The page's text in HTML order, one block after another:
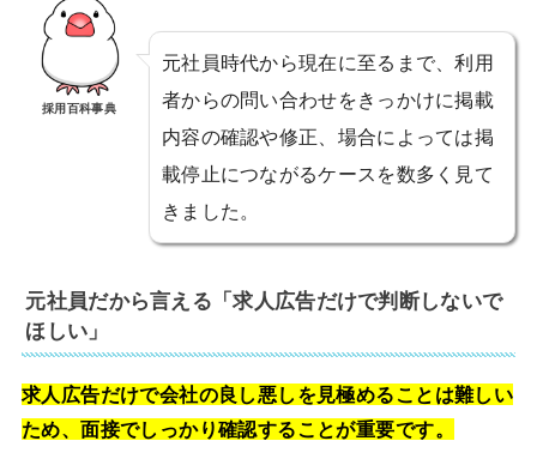
採用百科事典
元社員時代から現在に至るまで、利用
者からの問い合わせをきっかけに掲載
内容の確認や修正、場合によっては掲
載停止につながるケースを数多く見て
きました。
元社員だから言える「求人広告だけで判断しないで
ほしい」
求人広告だけで会社の良し悪しを見極めることは難しい
ため、面接でしっかり確認することが重要です。